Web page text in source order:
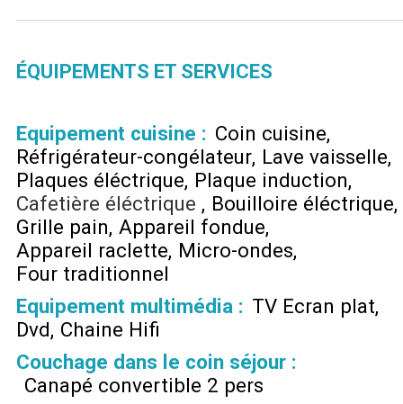
ÉQUIPEMENTS ET SERVICES
Equipement cuisine : Coin cuisine
Réfrigérateur-congélateur Lave vaisselle
Plaques éléctrique Plaque induction
Cafetière éléctrique
Bouilloire éléctrique
Grille pain Appareil fondue
Appareil raclette Micro-ondes
Four traditionnel
Equipement multimédia : TV Ecran plat
Dvd Chaine Hifi
Couchage dans le coin séjour :
Canapé convertible 2 pers